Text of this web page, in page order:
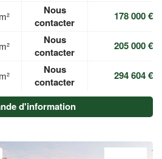
Nous
contacter
178 000 €
Nous
contacter
205 000 €
Nous
contacter
294 604 €
d'information